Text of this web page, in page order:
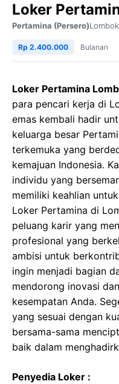
Loker
Pertamina (Persero)
Rp 2.400.000 Bulanan
Loker Pertamina
para pencari kerja di
emas kembali hadir
keluarga besar
terkemuka yang
kemajuan Indonesia.
individu yang
memiliki keahlian
Loker Pertamina di
peluang karir yang
profesional yang
ambisi untuk
ingin menjadi bagian
mendorong inovasi
kesempatan Anda.
yang sesuai dengan
bersama-sama
baik dalam
Penyedia Loker :